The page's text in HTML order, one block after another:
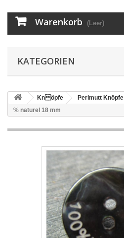
Warenkorb (Leer)
KATEGORIEN
Knöpfe Perlmutt Knöpfe
% naturel 18 mm